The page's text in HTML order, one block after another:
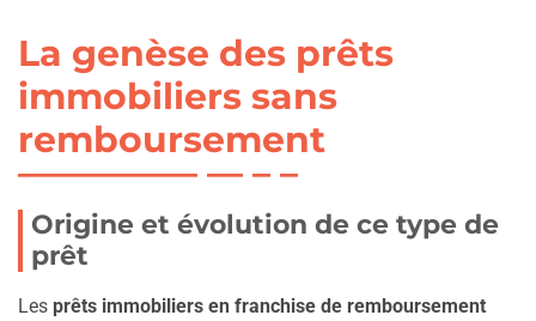
La genèse des prêts
immobiliers sans
remboursement
Origine et évolution de ce type de
prêt
Les prêts immobiliers en franchise de remboursement